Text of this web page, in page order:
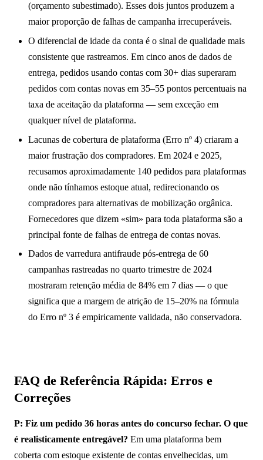
(orçamento subestimado). Esses dois juntos produzem a
maior proporção de falhas de campanha irrecuperáveis.
O diferencial de idade da conta é o sinal de qualidade mais
consistente que rastreamos. Em cinco anos de dados de
entrega, pedidos usando contas com 30+ dias superaram
pedidos com contas novas em 35–55 pontos percentuais na
taxa de aceitação da plataforma — sem exceção em
qualquer nível de plataforma.
Lacunas de cobertura de plataforma (Erro nº 4) criaram a
maior frustração dos compradores. Em 2024 e 2025,
recusamos aproximadamente 140 pedidos para plataformas
onde não tínhamos estoque atual, redirecionando os
compradores para alternativas de mobilização orgânica.
Fornecedores que dizem «sim» para toda plataforma são a
principal fonte de falhas de entrega de contas novas.
Dados de varredura antifraude pós-entrega de 60
campanhas rastreadas no quarto trimestre de 2024
mostraram retenção média de 84% em 7 dias — o que
significa que a margem de atrição de 15–20% na fórmula
do Erro nº 3 é empiricamente validada, não conservadora.
FAQ de Referência Rápida: Erros e
Correções
P: Fiz um pedido 36 horas antes do concurso fechar. O que
é realisticamente entregável? Em uma plataforma bem
coberta com estoque existente de contas envelhecidas, um